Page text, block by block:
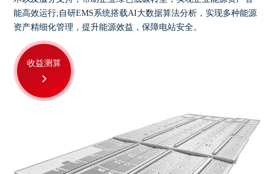
能高效运行;自研EMS系统搭载AI大数据算法分析，实现多种能源
资产精细化管理，提升能源效益，保障电站安全。
收益测算